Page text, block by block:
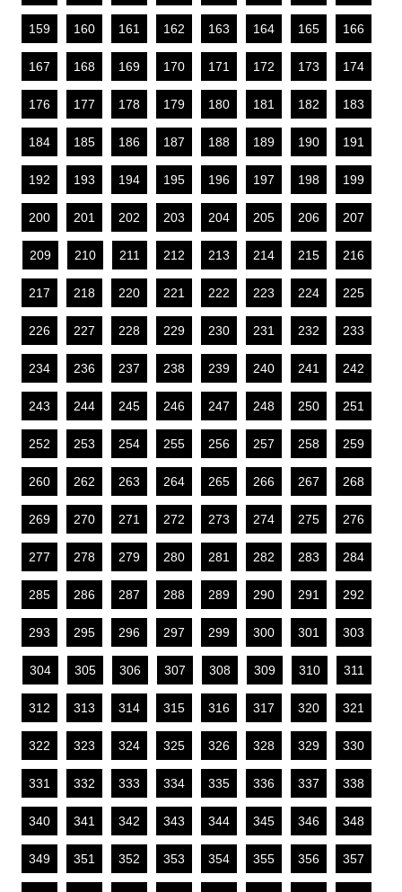
159 160 161 162 163 164 165 166
167 168 169 170 171 172 173 174
176 177 178 179 180 181 182 183
184 185 186 187 188 189 190 191
192 193 194 195 196 197 198 199
200 201 202 203 204 205 206 207
209 210 211 212 213 214 215 216
217 218 220 221 222 223 224 225
226 227 228 229 230 231 232 233
234 236 237 238 239 240 241 242
243 244 245 246 247 248 250 251
252 253 254 255 256 257 258 259
260 262 263 264 265 266 267 268
269 270 271 272 273 274 275 276
277 278 279 280 281 282 283 284
285 286 287 288 289 290 291 292
293 295 296 297 299 300 301 303
304 305 306 307 308 309 310 311
312 313 314 315 316 317 320 321
322 323 324 325 326 328 329 330
331 332 333 334 335 336 337 338
340 341 342 343 344 345 346 348
349 351 352 353 354 355 356 357